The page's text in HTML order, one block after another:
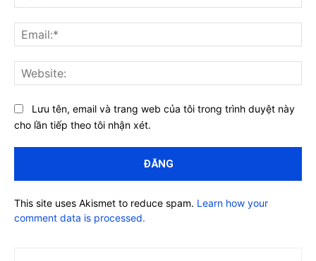
Lưu tên, email và trang web của tôi trong trình duyệt này
cho lần tiếp theo tôi nhận xét.
This site uses Akismet to reduce spam. Learn how your
comment data is processed.